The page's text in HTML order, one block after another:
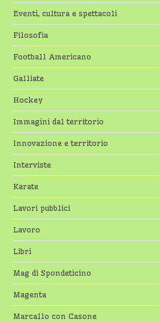
Eventi, cultura e spettacoli
Filosofia
Football Americano
Galliate
Hockey
Immagini dal territorio
Innovazione e territorio
Interviste
Karate
Lavori pubblici
Lavoro
Libri
Mag di Spondeticino
Magenta
Marcallo con Casone